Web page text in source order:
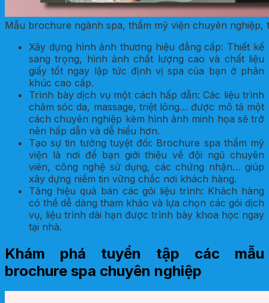
Mẫu brochure ngành spa, thẩm mỹ viện chuyên nghiệp,
Xây dựng hình ảnh thương hiệu đẳng cấp: Thiết kế
sang trọng, hình ảnh chất lượng cao và chất liệu
giấy tốt ngay lập tức định vị spa của bạn ở phân
khúc cao cấp.
Trình bày dịch vụ một cách hấp dẫn: Các liệu trình
chăm sóc da, massage, triệt lông… được mô tả một
cách chuyên nghiệp kèm hình ảnh minh họa sẽ trở
nên hấp dẫn và dễ hiểu hơn.
Tạo sự tin tưởng tuyệt đối: Brochure spa thẩm mỹ
viện là nơi để bạn giới thiệu về đội ngũ chuyên
viên, công nghệ sử dụng, các chứng nhận… giúp
xây dựng niềm tin vững chắc nơi khách hàng.
Tăng hiệu quả bán các gói liệu trình: Khách hàng
có thể dễ dàng tham khảo và lựa chọn các gói dịch
vụ, liệu trình dài hạn được trình bày khoa học ngay
tại nhà.
Khám phá tuyển tập các mẫu
brochure spa chuyên nghiệp